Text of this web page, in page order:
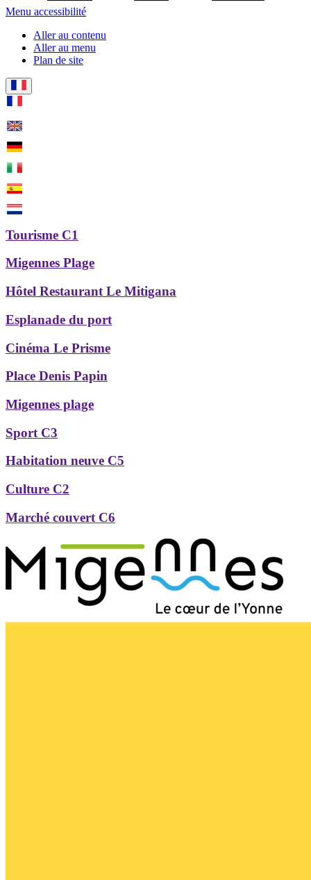
Menu accessibilité
Aller au contenu
Aller au menu
Plan de site
Tourisme C1
Migennes Plage
Hôtel Restaurant Le Mitigana
Esplanade du port
Cinéma Le Prisme
Place Denis Papin
Migennes plage
Sport C3
Habitation neuve C5
Culture C2
Marché couvert C6
Précédent
Suivant